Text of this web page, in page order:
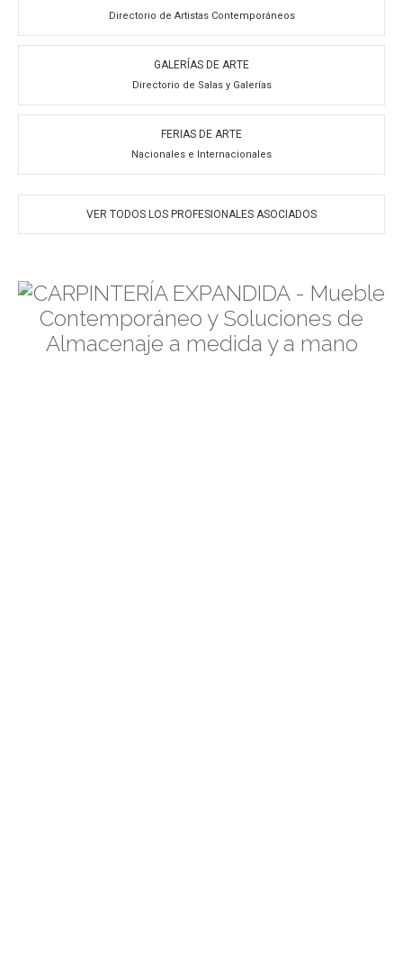
Directorio de Artistas Contemporáneos
GALERÍAS DE ARTE
Directorio de Salas y Galerías
FERIAS DE ARTE
Nacionales e Internacionales
VER TODOS LOS PROFESIONALES ASOCIADOS